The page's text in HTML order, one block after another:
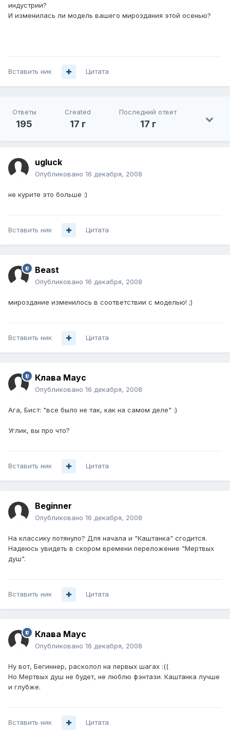
индустрии?
И изменилась ли модель вашего мироздания этой осенью?
Вставить ник Цитата
Ответы
195
Created
17 г
Последний ответ
17 г
ugluck
Опубликовано 16 декабря, 2008
не курите это больше :)
Вставить ник Цитата
Beast
Опубликовано 16 декабря, 2008
мироздание изменилось в соответствии с моделью! ;)
Вставить ник Цитата
Клава Маус
Опубликовано 16 декабря, 2008
Ага, Бист: "все было не так, как на самом деле" :)
Углик, вы про что?
Вставить ник Цитата
Beginner
Опубликовано 16 декабря, 2008
На классику потянуло? Для начала и "Каштанка" сгодится.
Надеюсь увидеть в скором времени переложение "Мертвых
душ".
Вставить ник Цитата
Клава Маус
Опубликовано 16 декабря, 2008
Ну вот, Бегиннер, расколол на первых шагах :((
Но Мертвых душ не будет, не люблю фэнтази. Каштанка лучше
и глубже.
Вставить ник Цитата